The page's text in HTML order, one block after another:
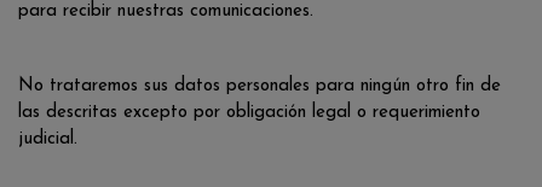
para recibir nuestras comunicaciones.
No trataremos sus datos personales para ningún otro fin de
las descritas excepto por obligación legal o requerimiento
judicial.